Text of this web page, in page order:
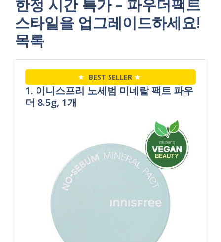
한정 시간 특가 – 파우더팩트
스타일을 업그레이드하세요!
목록
★ BEST SELLER ★
1. 이니스프리 노세범 미네랄 팩트 파우
더 8.5g, 1개